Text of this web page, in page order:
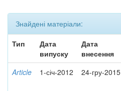
Знайдені матеріали:
Тип
Дата
випуску
Дата
внесення
Article 1-січ-2012 24-гру-2015